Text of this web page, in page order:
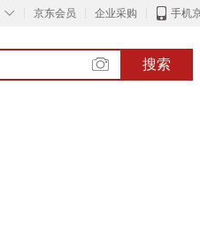
◇ 京东会员 企业采购 手机
搜索